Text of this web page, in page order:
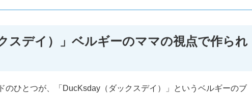
スデイ）」ベルギーのママの視点で作られ
のひとつが、「DucKsday（ダックスデイ）」というベルギーのブ